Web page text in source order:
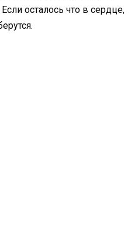
осталось что в сердце,